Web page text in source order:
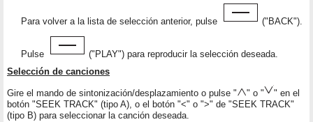
Para volver a la lista de selección anterior, pulse ("BACK").
Pulse
("PLAY") para reproducir la selección deseada.
Selección de canciones
Gire el mando de sintonización/desplazamiento o pulse " " o "
" en el
botón "SEEK TRACK" (tipo A), o el botón "<" o ">" de "SEEK TRACK"
(tipo B) para seleccionar la canción deseada.